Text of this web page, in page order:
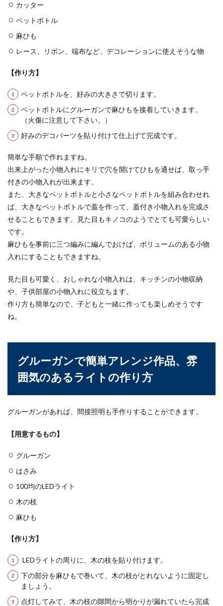
セサリーのパーツとしても人気です。そんなプラ
カッター
ペットボトル
麻ひも
レース、リボン、端布など、デコレーションに使えそうな物
【作り方】
ペットボトルを、好みの大きさで切ります。
ペットボトルにグルーガンで麻ひもを接着していきます。
（火傷に注意して下さい。）
好みのデコパーツを貼り付けて仕上げて完成です。
簡単な手順で作れますね。
出来上がった小物入れにキリで穴を開けてひもを通せば、取っ手
付きの小物入れが出来ます。
また、大きなペットボトルと小さなペットボトルを組み合わせれ
ば、大きなペットボトルで蓋を作って、蓋付き小物入れを完成さ
せることもできます。見た目もキノコのようでとても可愛らしい
です。
麻ひもを事前に三つ編みに編んでおけば、ボリュームのある小物
入れにすることもできますね。
見た目も可愛く、おしゃれな小物入れは、キッチンの小物収納
や、子供部屋の小物入れに役立ちます。
作り方も簡単なので、子どもと一緒に作っても楽しめそうです
ね。
グルーガンで簡単アレンジ作品、雰
囲気のあるライトの作り方
グルーガンがあれば、間接照明も手作りすることができます。
【用意するもの】
グルーガン
はさみ
100均のLEDライト
木の枝
麻ひも
【作り方】
LEDライトの周りに、木の枝を貼り付けます。
下の部分を麻ひもで巻いて、木の枝がとれないように固定し
ましょう。
点灯してみて、木の枝の隙間から明かりが漏れていたら完成